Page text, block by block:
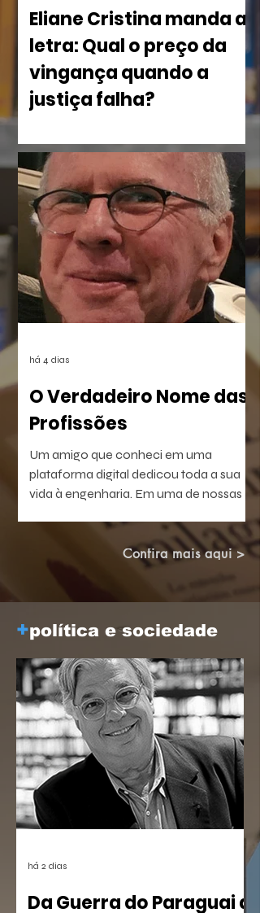
Eliane Cristina manda a
letra: Qual o preço da
vingança quando a
justiça falha?
imperdoável, Eliane Cristina, mostra
como a violência silencia uma família à
beira do Rio dos Sinos. O crime,
combinado à censura das vítimas e ao
apagamento das provas, deixou uma
lacuna preenchida pelo rancor. O
sentimento reverbera por anos até ser
posto à prova com a execução de um
plano vingativo, movido pela espera de
uma reparação nunca feita.
O Verdadeiro Nome das
Profissões
Um amigo que conheci em uma
plataforma digital dedicou toda a sua
vida à engenharia. Em uma de nossas
consegui esquecer: — Passei a vida
construindo pontes.
há 4 dias
Confira mais aqui >
+política e sociedade
Da Guerra do Paraguai a
há 2 dias